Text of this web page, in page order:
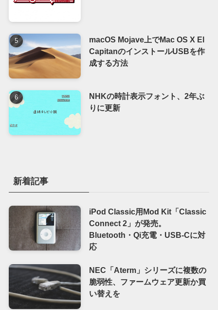
macOS Mojave上でMac OS X El
CapitanのインストールUSBを作
成する方法
NHKの時計表示フォント、2年ぶ
りに更新
新着記事
iPod Classic用Mod Kit「Classic
Connect 2」が発売。
Bluetooth・Qi充電・USB-Cに対
応
NEC「Aterm」シリーズに複数の
脆弱性、ファームウェア更新か買
い替えを